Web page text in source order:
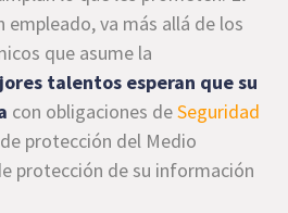
empleado, va más allá de los
que asume la
talentos esperan que su
con obligaciones deSeguridad
protección del Medio
protección de su información